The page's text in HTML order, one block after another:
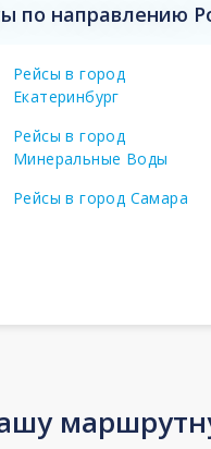
по направлению
Рейсы в город
Екатеринбург
Рейсы в город
Минеральные Воды
Рейсы в город Самара